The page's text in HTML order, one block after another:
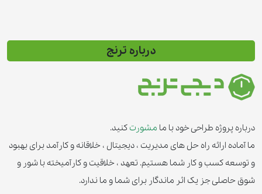
درباره ترنج
درباره پروژه طراحی خود با ما مشورت کنید.
ما آماده ارائه راه حل های مدیریت ، دیجیتال ، خلاقانه و کارآمد برای بهبود
و توسعه کسب و کار شما هستیم. تعهد ، خلاقیت و کارآمیخته با شور و
شوق حاصلی جز یک اثر ماندگار برای شما و ما ندارد.